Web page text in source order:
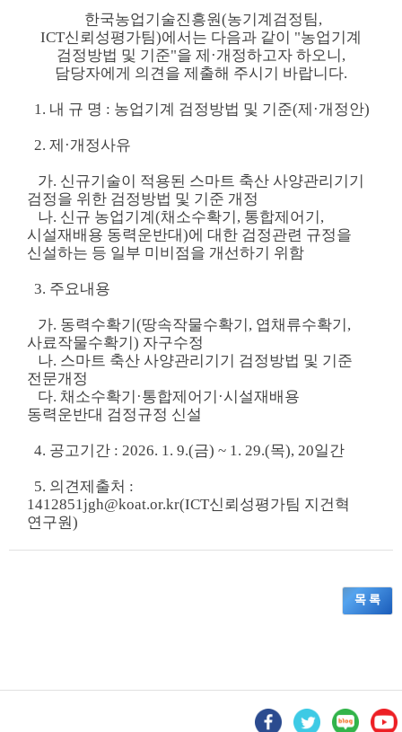
한국농업기술진흥원(농기계검정팀,
ICT신뢰성평가팀)에서는 다음과 같이 "농업기계
검정방법 및 기준"을 제·개정하고자 하오니,
담당자에게 의견을 제출해 주시기 바랍니다.
1. 내 규 명 : 농업기계 검정방법 및 기준(제·개정안)
2. 제·개정사유
가. 신규기술이 적용된 스마트 축산 사양관리기기
검정을 위한 검정방법 및 기준 개정
나. 신규 농업기계(채소수확기, 통합제어기,
시설재배용 동력운반대)에 대한 검정관련 규정을
신설하는 등 일부 미비점을 개선하기 위함
3. 주요내용
가. 동력수확기(땅속작물수확기, 엽채류수확기,
사료작물수확기) 자구수정
나. 스마트 축산 사양관리기기 검정방법 및 기준
전문개정
다. 채소수확기 ·​통합제어기 ·​시설재배용
동력운반대 검정규정 신설
4. 공고기간 : 2026. 1. 9.(금) ~ 1. 29.(목), 20일간
5. 의견제출처 :
1412851jgh@koat.or.kr(ICT신뢰성평가팀 지건혁
연구원)
목 록